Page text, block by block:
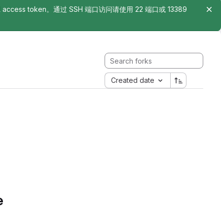
token。通过 SSH 端口访问请使用 22 端口或 13389
Created date